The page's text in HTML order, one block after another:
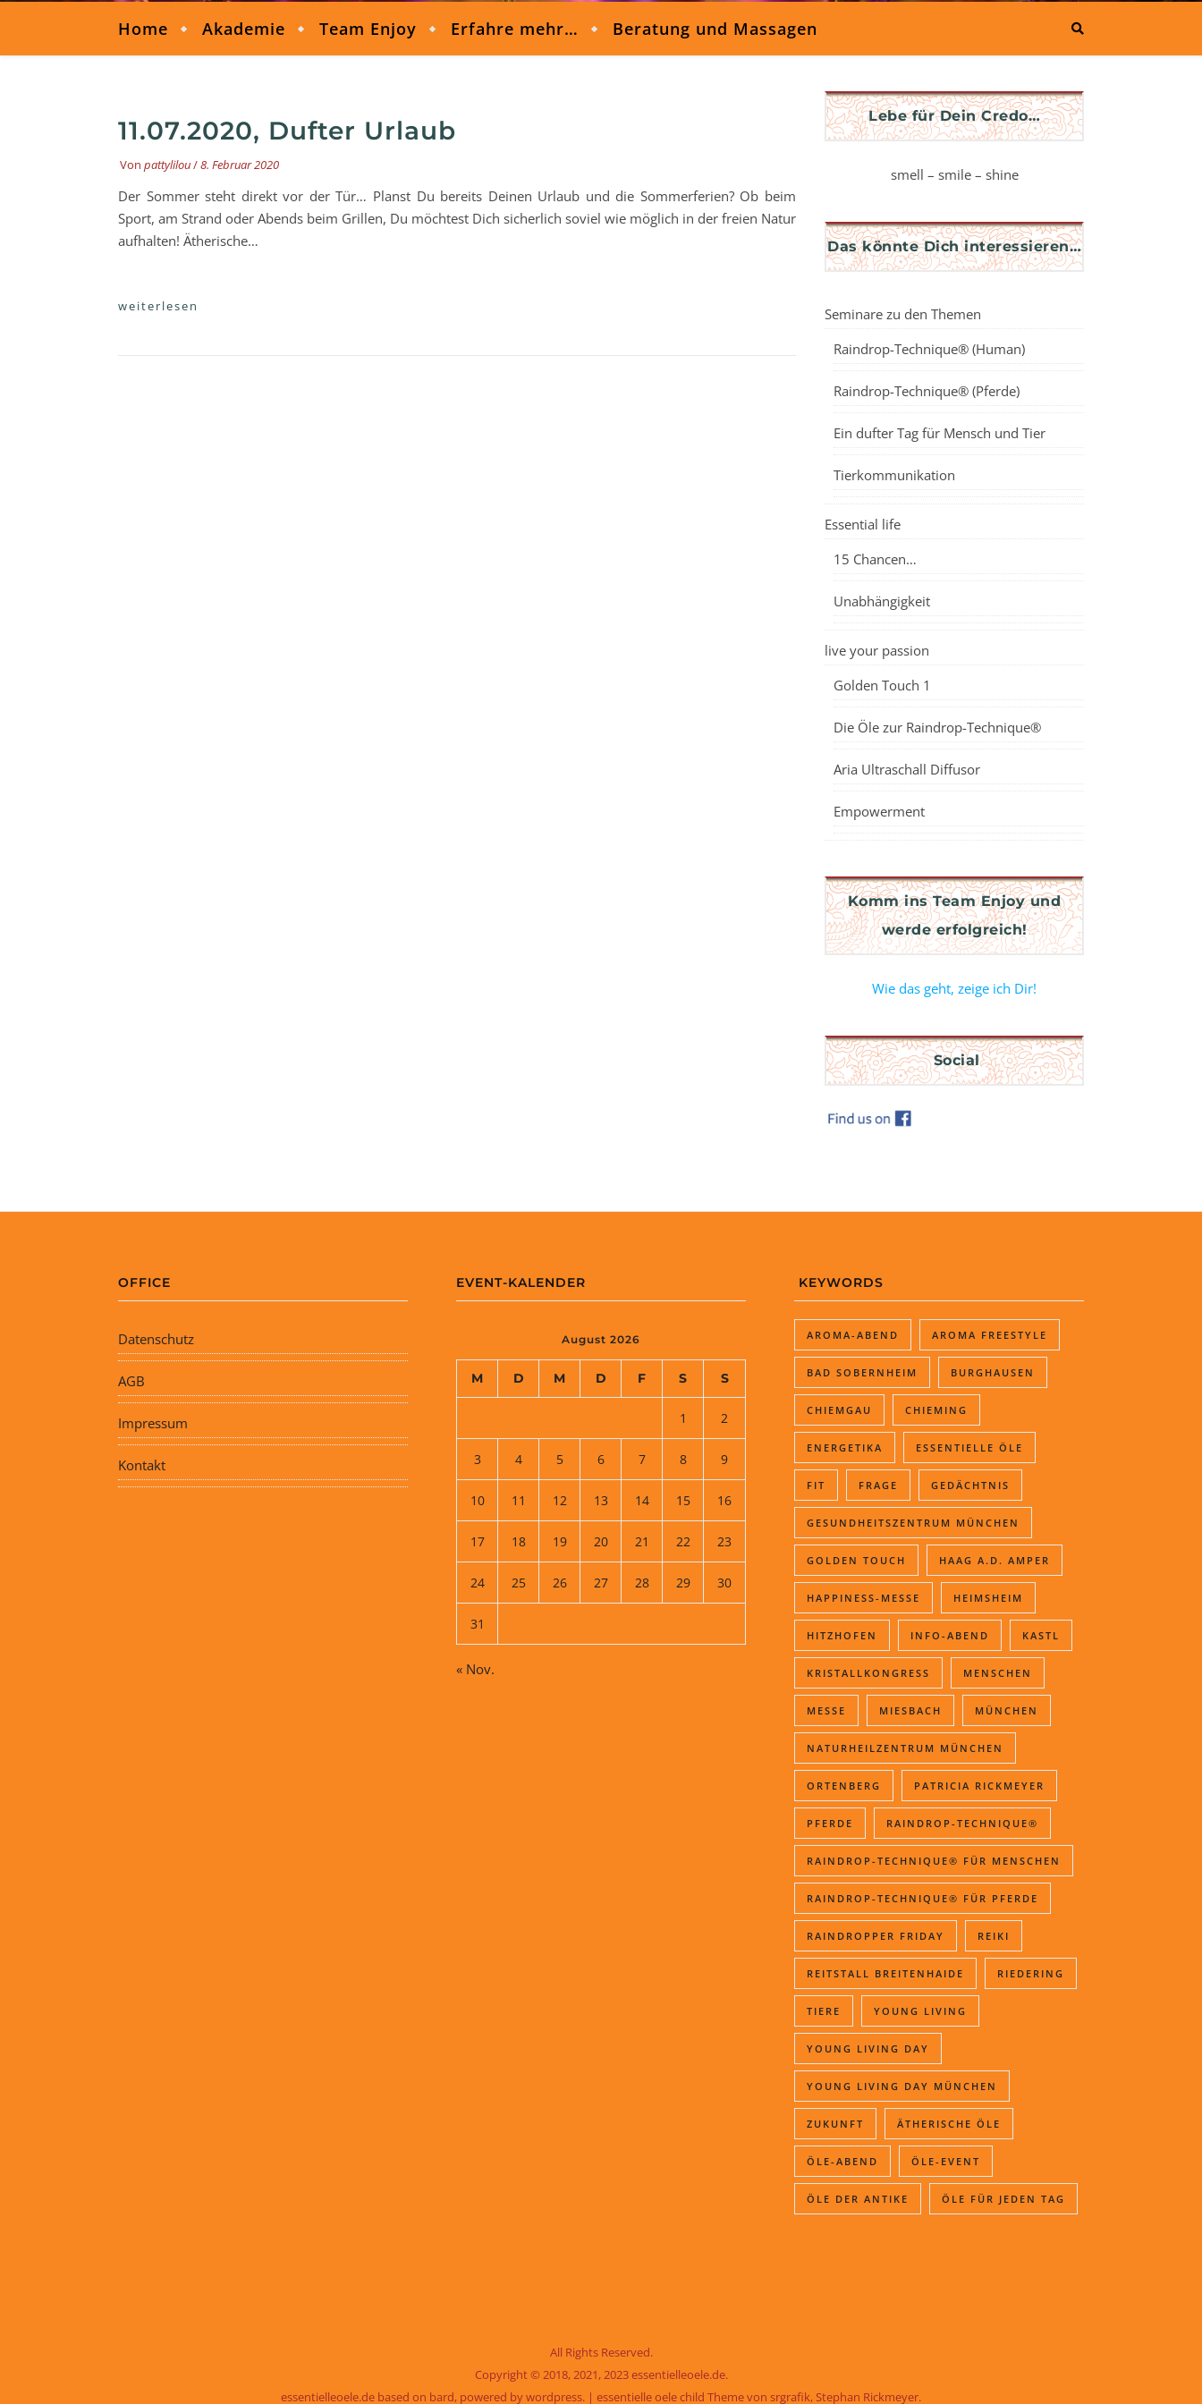
Home Akademie Team Enjoy Erfahre mehr… Beratung und Massagen
11.07.2020, Dufter Urlaub
Von pattylilou/8. Februar 2020
Der Sommer steht direkt vor der Tür… Planst Du bereits Deinen Urlaub und die Sommerferien? Ob beim
Sport, am Strand oder Abends beim Grillen, Du möchtest Dich sicherlich soviel wie möglich in der freien Natur
aufhalten! Ätherische…
weiterlesen
Lebe für Dein Credo…
smell – smile – shine
Das könnte Dich interessieren…
Seminare zu den Themen
Raindrop-Technique® (Human)
Raindrop-Technique® (Pferde)
Ein dufter Tag für Mensch und Tier
Tierkommunikation
Essential life
15 Chancen…
Unabhängigkeit
live your passion
Golden Touch 1
Die Öle zur Raindrop-Technique®
Aria Ultraschall Diffusor
Empowerment
Komm ins Team Enjoy und
werde erfolgreich!
Wie das geht, zeige ich Dir!
Social
OFFICE
Datenschutz
AGB
Impressum
Kontakt
EVENT-KALENDER
August 2026
M D M D F S S
1 2
3 4 5 6 7 8 9
10 11 12 13 14 15 16
17 18 19 20 21 22 23
24 25 26 27 28 29 30
31
« Nov.
KEYWORDS
AROMA-ABEND AROMA FREESTYLE
BAD SOBERNHEIM BURGHAUSEN
CHIEMGAU CHIEMING
ENERGETIKA ESSENTIELLE ÖLE
FIT FRAGE GEDÄCHTNIS
GESUNDHEITSZENTRUM MÜNCHEN
GOLDEN TOUCH HAAG A.D. AMPER
HAPPINESS-MESSE HEIMSHEIM
HITZHOFEN INFO-ABEND KASTL
KRISTALLKONGRESS MENSCHEN
MESSE MIESBACH MÜNCHEN
NATURHEILZENTRUM MÜNCHEN
ORTENBERG PATRICIA RICKMEYER
PFERDE RAINDROP-TECHNIQUE®
RAINDROP-TECHNIQUE® FÜR MENSCHEN
RAINDROP-TECHNIQUE® FÜR PFERDE
RAINDROPPER FRIDAY REIKI
REITSTALL BREITENHAIDE RIEDERING
TIERE YOUNG LIVING
YOUNG LIVING DAY
YOUNG LIVING DAY MÜNCHEN
ZUKUNFT ÄTHERISCHE ÖLE
ÖLE-ABEND ÖLE-EVENT
ÖLE DER ANTIKE ÖLE FÜR JEDEN TAG
All Rights Reserved.
Copyright © 2018, 2021, 2023 essentielleoele.de.
essentielleoele.de based on bard, powered by wordpress. | essentielle oele child Theme von srgrafik, Stephan Rickmeyer.